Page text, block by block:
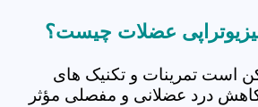
عضلات چیست؟
است تمرینات و تکنیک های
کاهش درد عضلانی و مفصلی مؤثر